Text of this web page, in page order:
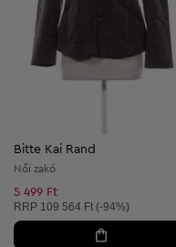
Bitte Kai Rand
Női zakó
5 499 Ft
Ajánlott ár:
RRP 109 564 Ft (-94%)